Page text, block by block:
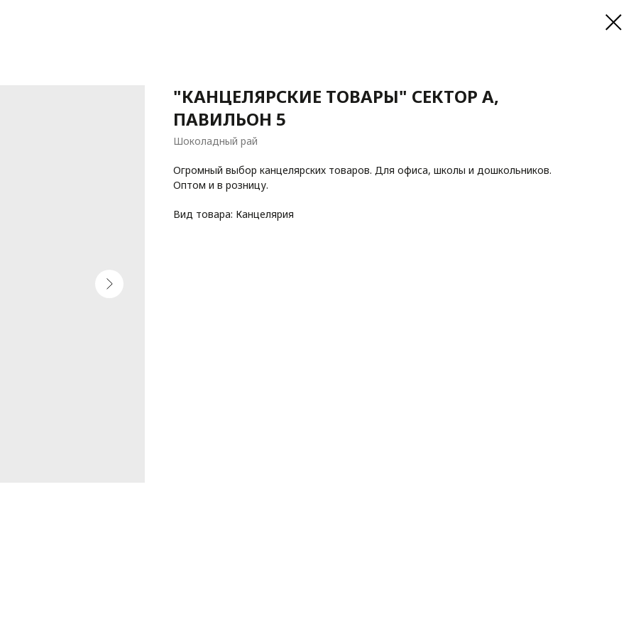
"КАНЦЕЛЯРСКИЕ ТОВАРЫ" СЕКТОР А,
ПАВИЛЬОН 5
Шоколадный рай
Огромный выбор канцелярских товаров. Для офиса, школы и дошкольников.
Оптом и в розницу.
Вид товара: Канцелярия